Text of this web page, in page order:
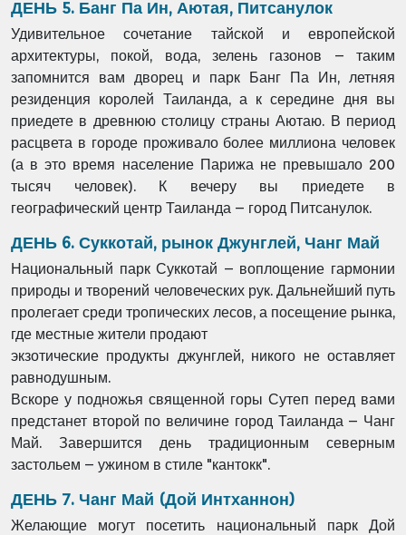
ДЕНЬ 5. Банг Па Ин, Аютая, Питсанулок
Удивительное сочетание тайской и европейской
архитектуры, покой, вода, зелень газонов – таким
запомнится вам дворец и парк Банг Па Ин, летняя
резиденция королей Таиланда, а к середине дня вы
приедете в древнюю столицу страны Аютаю. В период
расцвета в городе проживало более миллиона человек
(а в это время население Парижа не превышало 200
тысяч человек). К вечеру вы приедете в
географический центр Таиланда – город Питсанулок.
ДЕНЬ 6. Суккотай, рынок Джунглей, Чанг Май
Национальный парк Суккотай – воплощение гармонии
природы итворений человеческих рук. Дальнейший путь
пролегает среди тропических лесов, а посещение рынка,
где местные жители продают
экзотические продукты джунглей, никого не оставляет
равнодушным.
Вскоре у подножья священной горы Сутеп перед вами
предстанет второй по величине город Таиланда – Чанг
Май. Завершится день традиционным северным
застольем – ужином в стиле "кантокк".
ДЕНЬ 7. Чанг Май (Дой Интханнон)
Желающие могут посетить национальный парк Дой